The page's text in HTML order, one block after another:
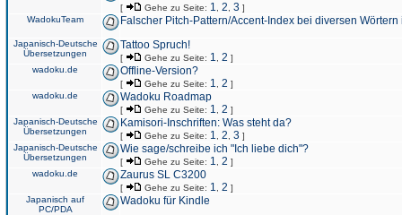
[ Gehe zu Seite: 1 2 3 ]
WadokuTeam
Falscher Pitch-Pattern/Accent-Index bei diversen
Japanisch-Deutsche
Übersetzungen
Tattoo Spruch!
[ Gehe zu Seite: 1 2 ]
wadoku.de
Offline-Version?
[ Gehe zu Seite: 1 2 ]
wadoku.de
Wadoku Roadmap
[ Gehe zu Seite: 1 2 ]
Japanisch-Deutsche
Übersetzungen
Kamisori-Inschriften: Was steht da?
[ Gehe zu Seite: 1 2 3 ]
Japanisch-Deutsche
Übersetzungen
Wie sage/schreibe ich "Ich liebe dich"?
[ Gehe zu Seite: 1 2 ]
wadoku.de
Zaurus SL C3200
[ Gehe zu Seite: 1 2 ]
Japanisch auf
PC/PDA
Wadoku für Kindle